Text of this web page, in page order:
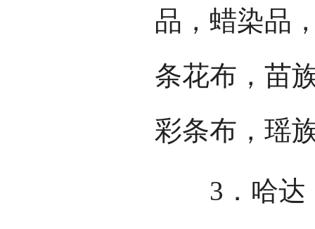
品，蜡染品
条花布，苗
彩条布，瑶
3．哈达，